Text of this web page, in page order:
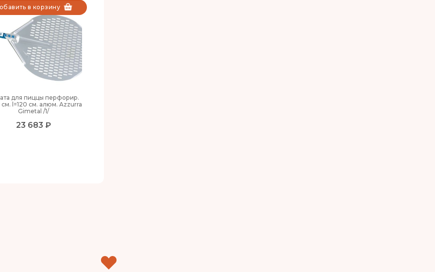
для пиццы перфорир.
см. l=120 см. алюм. Azzurra
Gimetal /1/
23 683 ₽
в корзину